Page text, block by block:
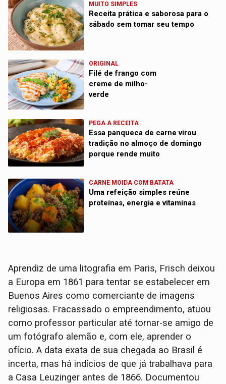
MUITO SIMPLES
Receita prática e saborosa para o
sábado sem tomar seu tempo
ORIGINAL
Filé de frango com
creme de milho-
verde
PEGA A RECEITA
Essa panqueca de carne virou
tradição no almoço de domingo
porque rende muito
CARNE MOIDA COM BATATA
Uma refeição simples reúne
proteínas, energia e vitaminas
Aprendiz de uma litografia em Paris, Frisch deixou
a Europa em 1861 para tentar se estabelecer em
Buenos Aires como comerciante de imagens
religiosas. Fracassado o empreendimento, atuou
como professor particular até tornar-se amigo de
um fotógrafo alemão e, com ele, aprender o
ofício. A data exata de sua chegada ao Brasil é
incerta, mas há indícios de que já trabalhava para
a Casa Leuzinger antes de 1866. Documentou